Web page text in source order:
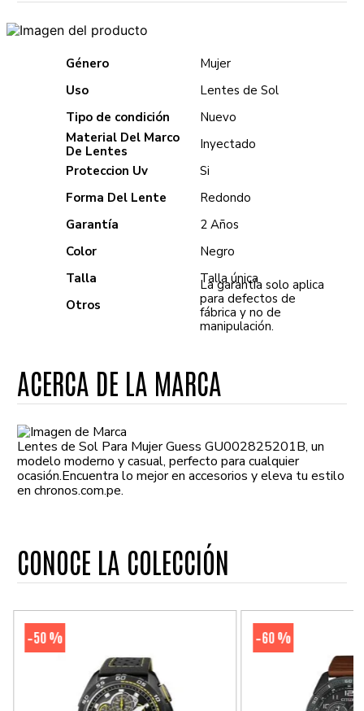
Género
Mujer
Uso
Lentes de Sol
Tipo de condición
Nuevo
Material Del Marco
De Lentes
Inyectado
Proteccion Uv
Si
Forma Del Lente
Redondo
Garantía
2 Años
Color
Negro
Talla
Talla única
Otros
La garantía solo aplica
para defectos de
fábrica y no de
manipulación.
ACERCA DE LA MARCA
Lentes de Sol Para Mujer Guess GU002825201B, un
modelo moderno y casual, perfecto para cualquier
ocasión.Encuentra lo mejor en accesorios y eleva tu estilo
en chronos.com.pe.
CONOCE LA COLECCIÓN
-50 % -60 %